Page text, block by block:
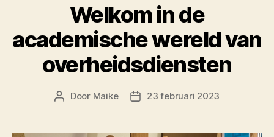
Welkom in de
academische wereld van
overheidsdiensten
Berichtauteur
Door Maike Berichtdatum
23 februari 2023